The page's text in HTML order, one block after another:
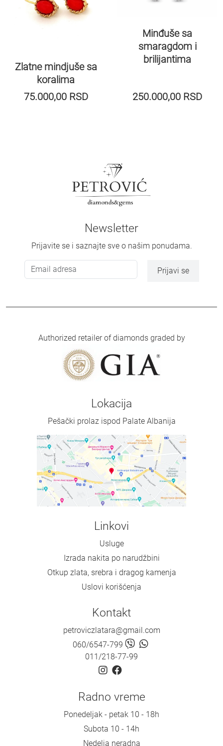
Zlatne mindjuše sa
koralima
75.000,00 RSD
Minđuše sa
smaragdom i
brilijantima
250.000,00 RSD
Newsletter
Prijavite se i saznajte sve o našim ponudama.
Prijavi se
Authorized retailer of diamonds graded by
Lokacija
Pešački prolaz ispod Palate Albanija
Linkovi
Usluge
Izrada nakita po narudžbini
Otkup zlata, srebra i dragog kamenja
Uslovi korišćenja
Kontakt
petroviczlatara@gmail.com
060/6547-799
011/218-77-99
Radno vreme
Ponedeljak - petak 10 - 18h
Subota 10 - 14h
Nedelja neradna